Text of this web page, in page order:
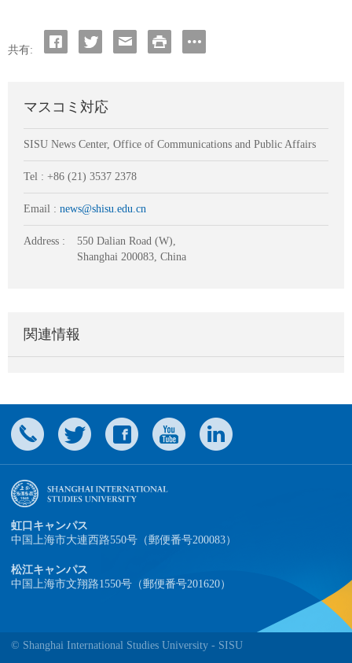
共有:
マスコミ対応
SISU News Center, Office of Communications and Public Affairs
Tel : +86 (21) 3537 2378
Email : news@shisu.edu.cn
Address :
550 Dalian Road (W),
Shanghai 200083, China
関連情報
虹口キャンパス
中国上海市大連西路550号（郵便番号200083）
松江キャンパス
中国上海市文翔路1550号（郵便番号201620）
© Shanghai International Studies University - SISU